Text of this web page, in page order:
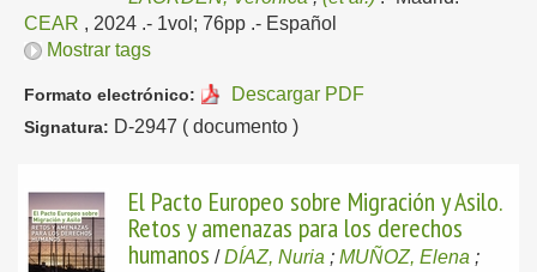
CEAR , 2024 .- 1vol; 76pp .- Español
Mostrar tags
Formato electrónico: Descargar PDF
Signatura: D-2947 ( documento )
El Pacto Europeo sobre Migración y Asilo.
Retos y amenazas para los derechos
humanos /DÍAZ, Nuria ; MUÑOZ, Elena ;